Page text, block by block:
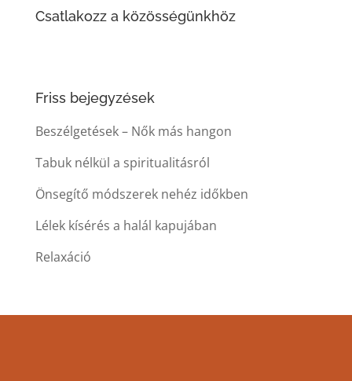
Csatlakozz a közösségünkhöz
Friss bejegyzések
Beszélgetések – Nők más hangon
Tabuk nélkül a spiritualitásról
Önsegítő módszerek nehéz időkben
Lélek kísérés a halál kapujában
Relaxáció